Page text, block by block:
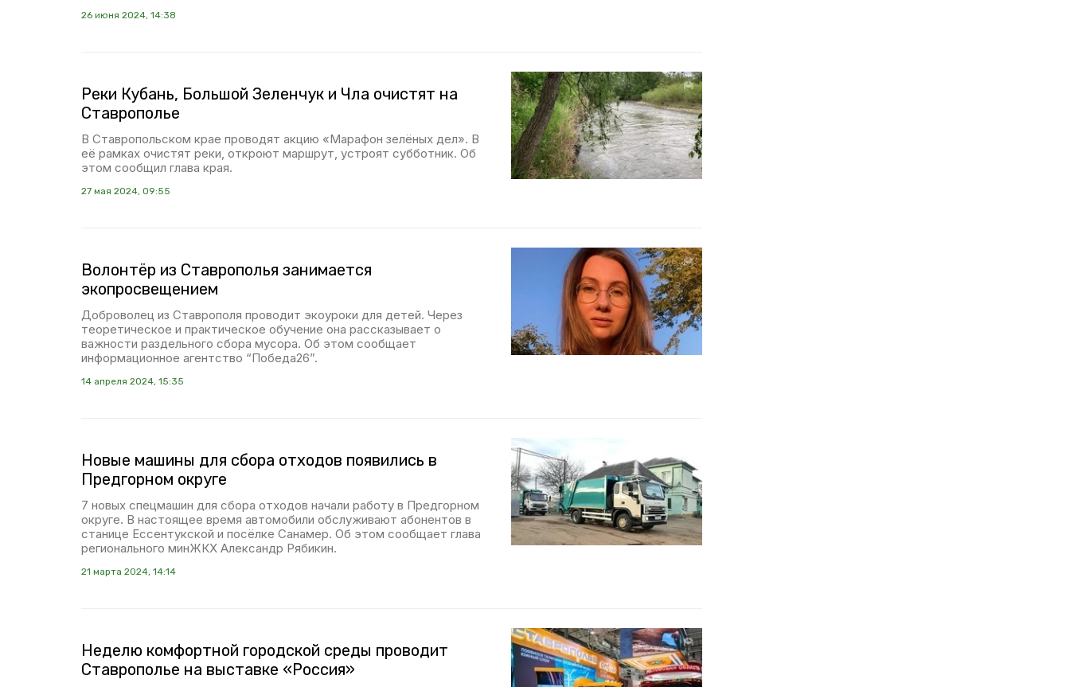
26 июня 2024, 14:38
Реки Кубань, Большой Зеленчук и Чла очистят на
Ставрополье
В Ставропольском крае проводят акцию «Марафон зелёных дел». В
её рамках очистят реки, откроют маршрут, устроят субботник. Об
этом сообщил глава края.
27 мая 2024, 09:55
Волонтёр из Ставрополья занимается
экопросвещением
Доброволец из Ставрополя проводит экоуроки для детей. Через
теоретическое и практическое обучение она рассказывает о
важности раздельного сбора мусора. Об этом сообщает
информационное агентство “Победа26”.
14 апреля 2024, 15:35
Новые машины для сбора отходов появились в
Предгорном округе
7 новых спецмашин для сбора отходов начали работу в Предгорном
округе. В настоящее время автомобили обслуживают абонентов в
станице Ессентукской и посёлке Санамер. Об этом сообщает глава
регионального минЖКХ Александр Рябикин.
21 марта 2024, 14:14
Неделю комфортной городской среды проводит
Ставрополье на выставке «Россия»